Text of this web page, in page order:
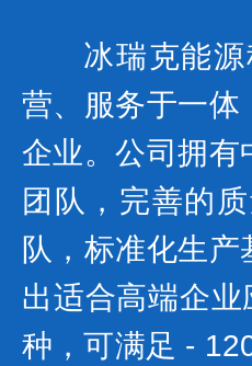
冰瑞克能
营、服务于一体
企业。公司拥有
团队，完善的
队，标准化生
出适合高端企
种，可满足 -